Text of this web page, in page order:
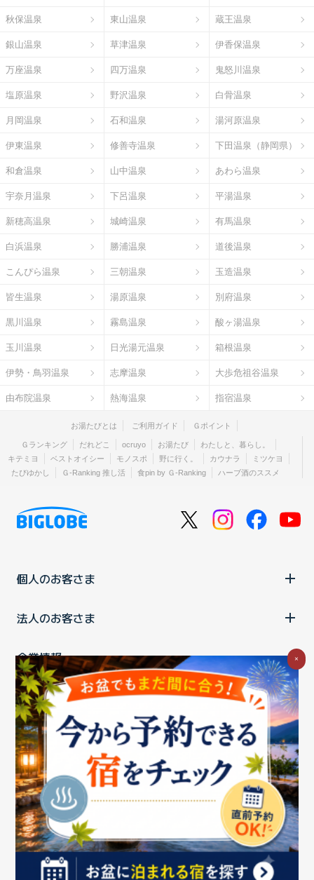
秋保温泉 東山温泉 蔵王温泉
銀山温泉 草津温泉 伊香保温泉
万座温泉 四万温泉 鬼怒川温泉
塩原温泉 野沢温泉 白骨温泉
月岡温泉 石和温泉 湯河原温泉
伊東温泉 修善寺温泉 下田温泉（静岡県）
和倉温泉 山中温泉 あわら温泉
宇奈月温泉 下呂温泉 平湯温泉
新穂高温泉 城崎温泉 有馬温泉
白浜温泉 勝浦温泉 道後温泉
こんぴら温泉 三朝温泉 玉造温泉
皆生温泉 湯原温泉 別府温泉
黒川温泉 霧島温泉 酸ヶ湯温泉
玉川温泉 日光湯元温泉 箱根温泉
伊勢・鳥羽温泉 志摩温泉 大歩危祖谷温泉
由布院温泉 熱海温泉 指宿温泉
お湯たびとは ご利用ガイド Ｇポイント
Ｇランキング だれどこ ocruyo お湯たび
わたしと、暮らし。
キテミヨ
ベストオイシー モノスポ 野に行く。 カウナラ
ミツケヨ
たびゆかし
Ｇ-Ranking 推し活 食pin by Ｇ-Ranking ハーブ酒のススメ
個人のお客さま
法人のお客さま
企業情報
ご利用中の方
お問い合わせ消費税の表示 ウェブアクセシビリティの取り組み
個人情報保護ポリシープライバシーポータル
Cookieポリシー
特定商取引法に基づく表記情報セキュリティ基本方針
商標についてBIGLOBEトップ
×